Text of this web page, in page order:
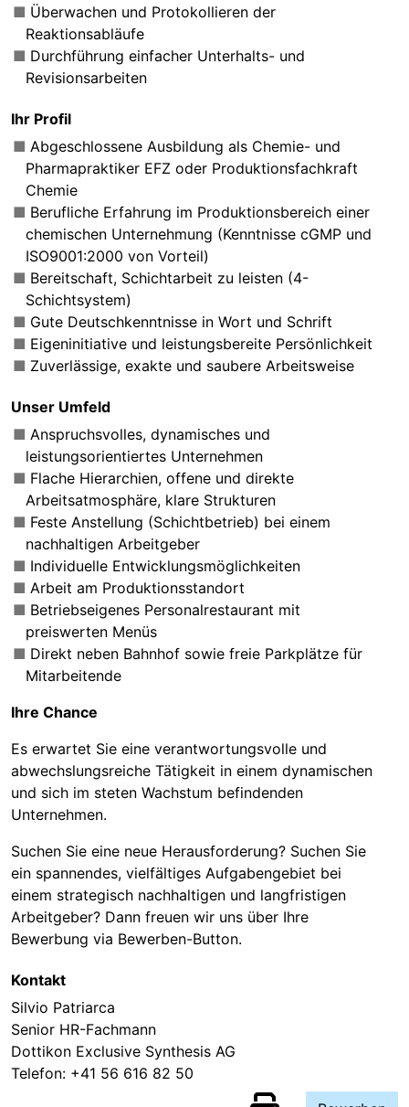
Überwachen und Protokollieren der
Reaktionsabläufe
Durchführung einfacher Unterhalts- und
Revisionsarbeiten
Ihr Profil
Abgeschlossene Ausbildung als Chemie- und
Pharmapraktiker EFZ oder Produktionsfachkraft
Chemie
Berufliche Erfahrung im Produktionsbereich einer
chemischen Unternehmung (Kenntnisse cGMP und
ISO9001:2000 von Vorteil)
Bereitschaft, Schichtarbeit zu leisten (4-
Schichtsystem)
Gute Deutschkenntnisse in Wort und Schrift
Eigeninitiative und leistungsbereite Persönlichkeit
Zuverlässige, exakte und saubere Arbeitsweise
Unser Umfeld
Anspruchsvolles, dynamisches und
leistungsorientiertes Unternehmen
Flache Hierarchien, offene und direkte
Arbeitsatmosphäre, klare Strukturen
Feste Anstellung (Schichtbetrieb) bei einem
nachhaltigen Arbeitgeber
Individuelle Entwicklungsmöglichkeiten
Arbeit am Produktionsstandort
Betriebseigenes Personalrestaurant mit
preiswerten Menüs
Direkt neben Bahnhof sowie freie Parkplätze für
Mitarbeitende
Ihre Chance
Es erwartet Sie eine verantwortungsvolle und
abwechslungsreiche Tätigkeit in einem dynamischen
und sich im steten Wachstum befindenden
Unternehmen.
Suchen Sie eine neue Herausforderung? Suchen Sie
ein spannendes, vielfältiges Aufgabengebiet bei
einem strategisch nachhaltigen und langfristigen
Arbeitgeber? Dann freuen wir uns über Ihre
Bewerbung via Bewerben-Button.
Kontakt
Silvio Patriarca
Senior HR-Fachmann
Dottikon Exclusive Synthesis AG
Telefon: +41 56 616 82 50